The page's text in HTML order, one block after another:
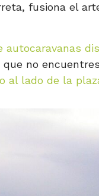
fusiona el
autocaravanas
no
al lado de la